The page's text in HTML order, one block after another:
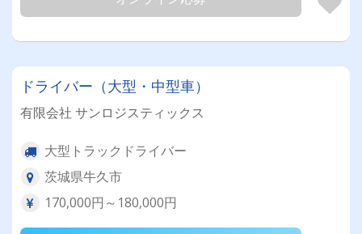
ドライバー（大型・中型車）
有限会社 サンロジスティックス
大型トラックドライバー
茨城県牛久市
170,000円～180,000円